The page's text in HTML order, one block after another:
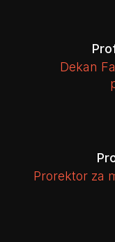
Dekan
Prorektor za